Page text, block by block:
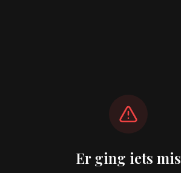
Er ging iets mis